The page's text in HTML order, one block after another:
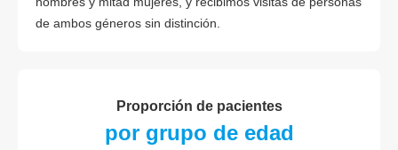
de ambos géneros sin distinción.
Proporción de pacientes
por grupo de edad